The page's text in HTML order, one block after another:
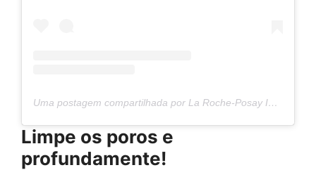
Uma postagem compartilhada por La Roche-Posay International (@larocheposay)
Limpe os poros e
profundamente!